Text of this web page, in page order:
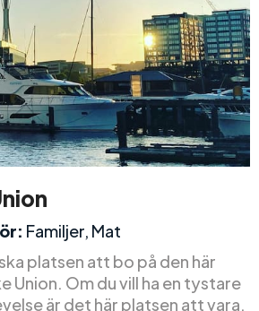
Familjer, Mat
platsen att bo på den här
Union. Om du vill ha en tystare
är det här platsen att vara.